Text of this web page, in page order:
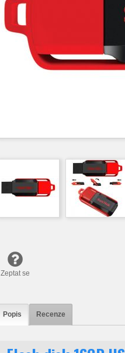
Zeptat se
Popis Recenze